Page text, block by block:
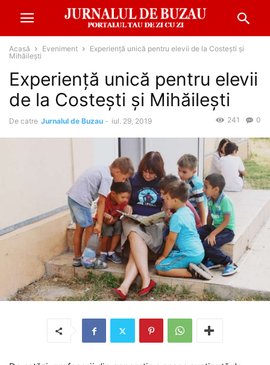
Acasă Eveniment
Experiență unică pentru elevii de la Costești și
Mihăilești
Experiență unică pentru elevii
de la Costești și Mihăilești
De catre Jurnalul de Buzau - iul. 29, 2019 0
241